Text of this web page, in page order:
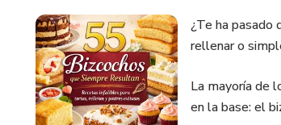
¿Te ha pasado
rellenar o
La mayoría de
en la base: el